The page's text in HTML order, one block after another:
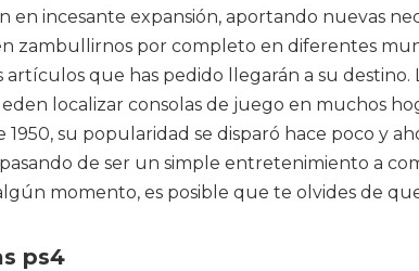
incesante expansión, aportando nuevas
zambullirnos por completo en diferentes
que has pedido llegarán a su destino.
localizar consolas de juego en muchos
su popularidad se disparó hace poco y
de ser un simple entretenimiento a
momento, es posible que te olvides de
ps4